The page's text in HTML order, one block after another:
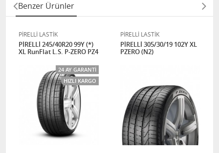
Benzer Ürünler
PİRELLİ LASTİK
PİRELLİ 245/40R20 99Y (*)
XL RunFlat L.S. P-ZERO PZ4
24 AY GARANTI
HIZLI KARGO
PİRELLİ LASTİK
PİRELLİ 305/30/19 102Y XL
PZERO (N2)